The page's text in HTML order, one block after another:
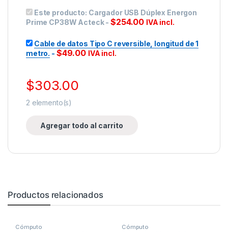
Este producto: Cargador USB Dúplex Energon
Prime CP38W Acteck-$254.00 IVA incl.
Cable de datos Tipo C reversible, longitud de 1
metro. - $49.00 IVA incl.
$303.00
2 elemento(s)
Agregar todo al carrito
Productos relacionados
Cómputo Cómputo